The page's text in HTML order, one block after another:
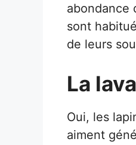
abondance
sont
de leurs
La
Oui, les
aiment